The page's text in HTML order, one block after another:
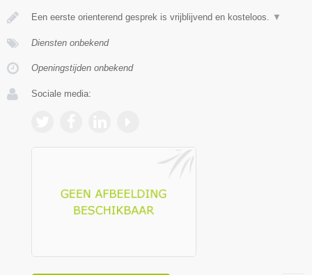
Een eerste orienterend gesprek is vrijblijvend en kosteloos. ▼
Diensten onbekend
Openingstijden onbekend
Sociale media: